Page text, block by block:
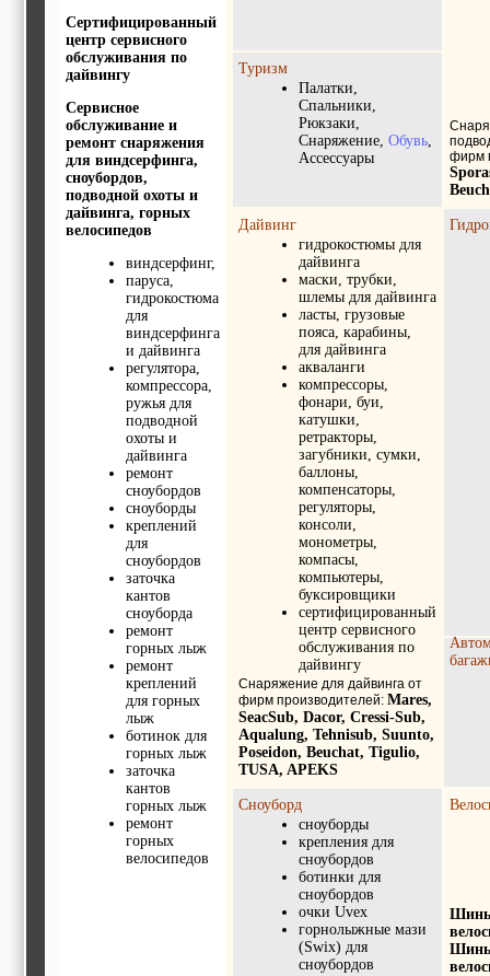
Сертифицированный
центр сервисного
обслуживания по
дайвингу
Сервисное
обслуживание и
ремонт снаряжения
для виндсерфинга,
сноубордов,
подводной охоты и
дайвинга, горных
велосипедов
виндсерфинг,
паруса,
гидрокостюма
для
виндсерфинга
и дайвинга
регулятора,
компрессора,
ружья для
подводной
охоты и
дайвинга
ремонт
сноубордов
сноуборды
креплений
для
сноубордов
заточка
кантов
сноуборда
ремонт
горных лыж
ремонт
креплений
для горных
лыж
ботинок для
горных лыж
заточка
кантов
горных лыж
ремонт
горных
велосипедов
фирм
Туризм
Палатки,
Спальники,
Рюкзаки,
Снаряжение, Обувь,
Ассессуары
Дайвинг
гидрокостюмы для
дайвинга
маски, трубки,
шлемы для дайвинга
ласты, грузовые
пояса, карабины,
для дайвинга
акваланги
компрессоры,
фонари, буи,
катушки,
ретракторы,
загубники, сумки,
баллоны,
компенсаторы,
регуляторы,
консоли,
монометры,
компасы,
компьютеры,
буксировщики
сертифицированный
центр сервисного
обслуживания по
дайвингу
Снаряжение для дайвинга от
фирм производителей: Mares,
SeacSub, Dacor, Cressi-Sub,
Aqualung, Tehnisub, Suunto,
Poseidon, Beuchat, Tigulio,
TUSA, APEKS
Сноуборд
сноуборды
крепления для
сноубордов
ботинки для
сноубордов
очки Uvex
горнолыжные мази
(Swix) для
сноубордов